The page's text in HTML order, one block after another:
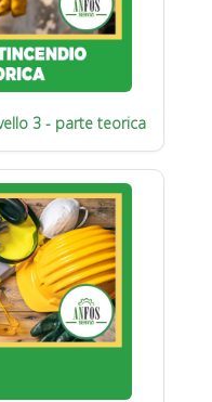
3 - parte teorica